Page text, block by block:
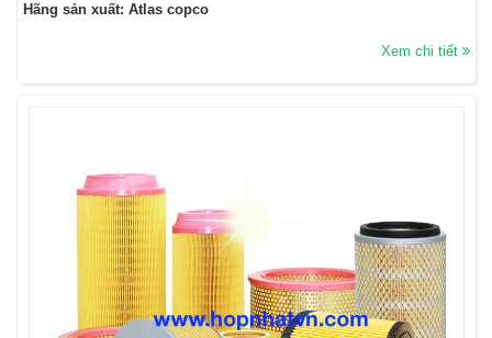
Hãng sản xuất: Atlas copco
Xem chi tiết